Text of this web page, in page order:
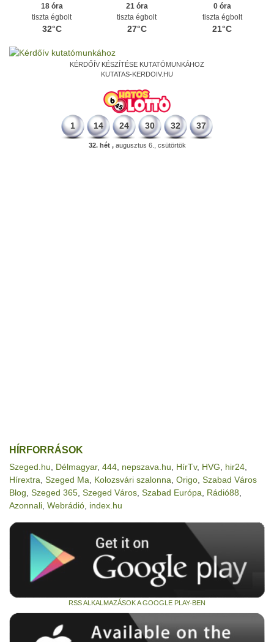
18 óra
tiszta égbolt
32°C
21 óra
tiszta égbolt
27°C
0 óra
tiszta égbolt
21°C
KÉRDŐÍV KÉSZÍTÉSE KUTATÓMUNKÁHOZ
KUTATAS-KERDOIV.HU
1 14 24 30 32 37
32. hét ,augusztus 6., csütörtök
HÍRFORRÁSOK
Szeged.hu Délmagyar, 444 nepszava.hu HírTv, HVG hir24
Hírextra Szeged Ma Kolozsvári szalonna Origo Szabad Város
Blog Szeged 365 Szeged Város Szabad Európa Rádió88
Azonnali Webrádió index.hu
RSS ALKALMAZÁSOK A GOOGLE PLAY-BEN